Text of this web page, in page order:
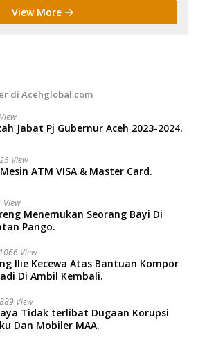
View More
di Acehglobal.com
Jabat Pj Gubernur Aceh 2023-2024.
View
ATM VISA & Master Card.
View
Menemukan Seorang Bayi Di
Pango.
1066 View
Ilie Kecewa Atas Bantuan Kompor
Di Ambil Kembali.
889 View
Tidak terlibat Dugaan Korupsi
Dan Mobiler MAA.